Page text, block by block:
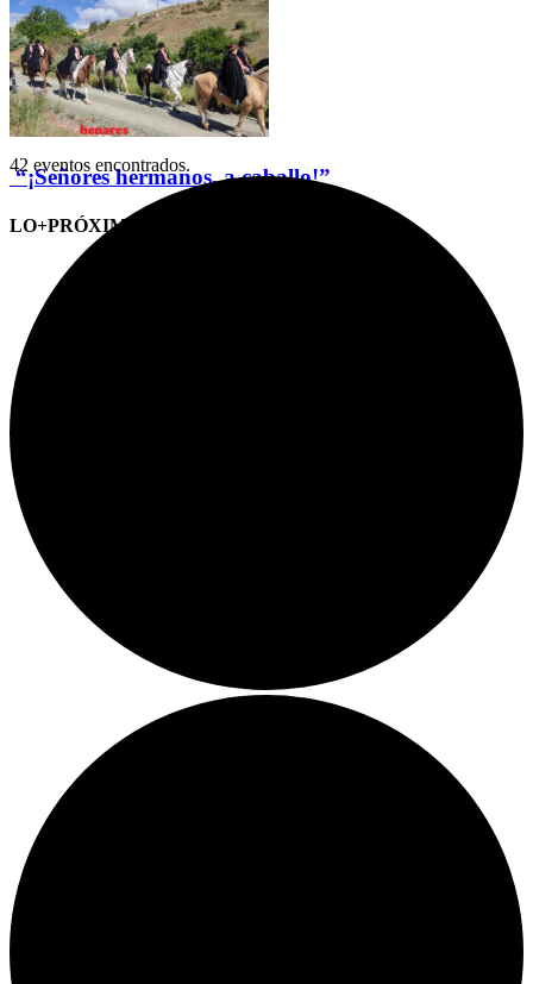
“¡Señores hermanos, a caballo!”
LO+PRÓXIMO (CITAS)
42 eventos encontrados.